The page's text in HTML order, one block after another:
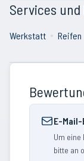
Services und
Werkstatt Reifen
E-
Um eine
bitte an